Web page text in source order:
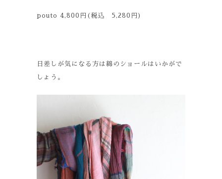
pouto 4,800円(税込 5,280円)
日差しが気になる方は綿のショールはいかがで
しょう。